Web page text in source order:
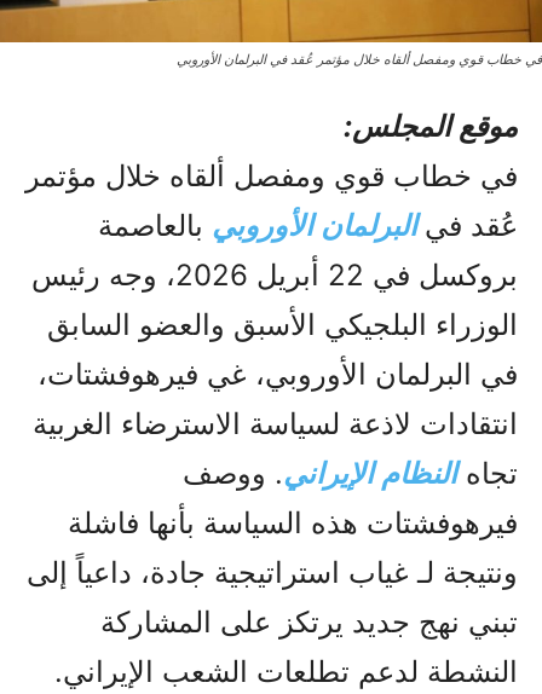
في خطاب قوي ومفصل ألقاه خلال مؤتمر عُقد في البرلمان الأوروبي
موقع المجلس:
في خطاب قوي ومفصل ألقاه خلال مؤتمر
عُقد فيالبرلمان الأوروبي بالعاصمة
بروكسل في 22 أبريل 2026، وجه رئيس
الوزراء البلجيكي الأسبق والعضو السابق
في البرلمان الأوروبي، غي فيرهوفشتات،
انتقادات لاذعة لسياسة الاسترضاء الغربية
تجاهالنظام الإيراني. ووصف
فيرهوفشتات هذه السياسة بأنها فاشلة
ونتيجة لـ غياب استراتيجية جادة، داعياً إلى
تبني نهج جديد يرتكز على المشاركة
النشطة لدعم تطلعات الشعب الإيراني.